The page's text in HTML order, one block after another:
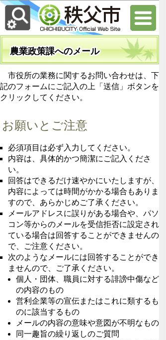
農業政策課へのメール
市役所の業務に関するお問い合わせは、下
記のフォームにご記入の上「送信」ボタンを
クリックしてください。
お願いとご注意
必須項目は必ず入力してください。
内容は、具体的かつ簡潔にご記入くださ
い。
回答はできるだけ速やかにいたしますが、
内容によっては時間がかかる場合もありま
すので、あらかじめご了承ください。
メールアドレスに誤りがある場合や、パソ
コン等からのメールを受信拒否に設定され
ている場合は回答することができませんの
で、ご注意ください。
次のようなメールには回答することができ
ませんので、ご了承ください。
個人・団体、職員に対する誹謗中傷など
の内容のもの
営利企業等の宣伝またはこれに類するも
のに該当するもの
メールの内容の意味や意図が不明なもの
同一趣旨の繰り返しのご質問